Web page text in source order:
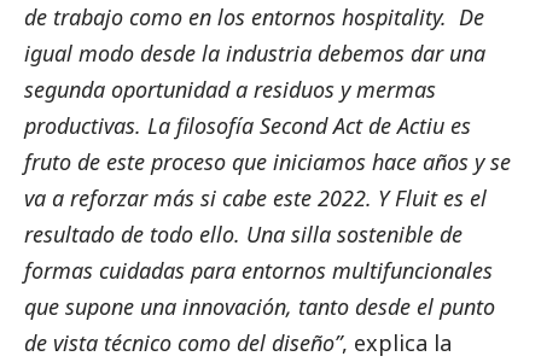
de trabajo como en los entornos hospitality. De
igual modo desde la industria debemos dar una
segunda oportunidad a residuos y mermas
productivas. La filosofía Second Act de Actiu es
fruto de este proceso que iniciamos hace años y se
va a reforzar más si cabe este 2022. Y Fluit es el
resultado de todo ello. Una silla sostenible de
formas cuidadas para entornos multifuncionales
que supone una innovación, tanto desde el punto
de vista técnico como del diseño”, explica la